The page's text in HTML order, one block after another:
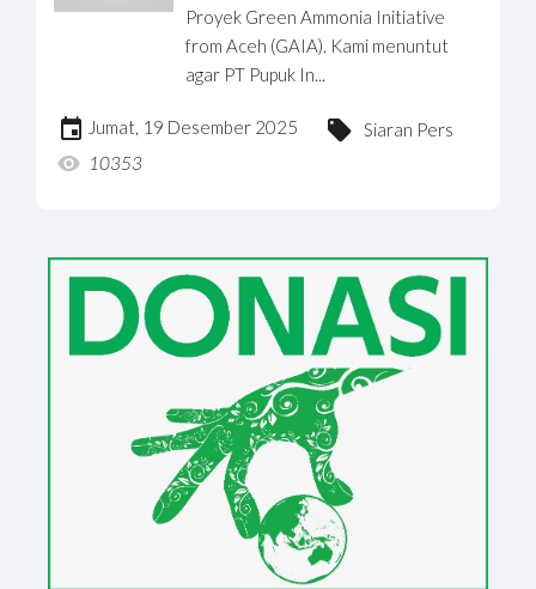
Proyek Green Ammonia Initiative
from Aceh (GAIA). Kami menuntut
agar PT Pupuk In...
Jumat, 19 Desember 2025
Siaran Pers
10353